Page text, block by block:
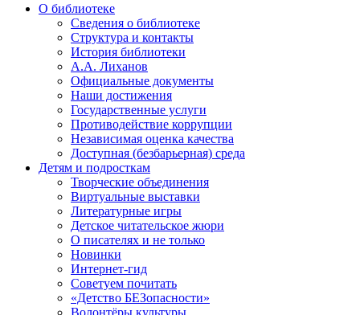
О библиотеке
Сведения о библиотеке
Структура и контакты
История библиотеки
А.А. Лиханов
Официальные документы
Наши достижения
Государственные услуги
Противодействие коррупции
Независимая оценка качества
Доступная (безбарьерная) среда
Детям и подросткам
Творческие объединения
Виртуальные выставки
Литературные игры
Детское читательское жюри
О писателях и не только
Новинки
Интернет-гид
Советуем почитать
«Детство БЕЗопасности»
Волонтёры культуры